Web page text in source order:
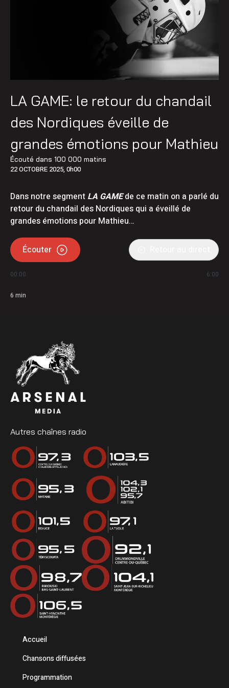
LA GAME: le retour du chandail
des Nordiques éveille de
grandes émotions pour Mathieu
Écouté dans 100 000 matins
22 OCTOBRE 2025, 0h00
Dans notre segment LA GAMEde ce matin on a parlé du
retour du chandail des Nordiques qui a éveillé de
grandes émotions pour Mathieu…
Écouter
00:00 6:00
6 min
Autres chaînes radio
Accueil
Chansons diffusées
Programmation